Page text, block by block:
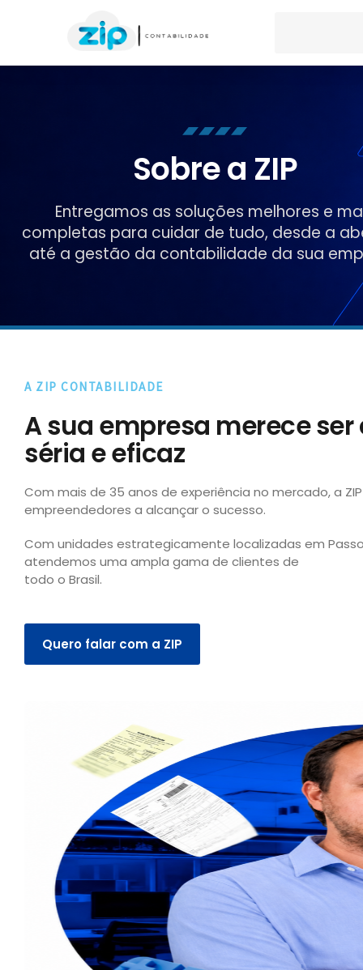
Sobre a ZIP
Entregamos as soluções melhores e
completas para cuidar de tudo, desde a
até a gestão da contabilidade da sua
A ZIP CONTABILIDADE
A sua empresa merece
séria e eficaz
Com mais de 35 anos de experiência no mercado, a
empreendedores a alcançar o sucesso.
Com unidades estrategicamente localizadas em
atendemos uma ampla gama de clientes de
todo o Brasil.
Quero falar com a ZIP